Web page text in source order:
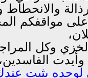
والانحطاط
على مواقفكم
وكل
وأيدت
لوحده يثبت